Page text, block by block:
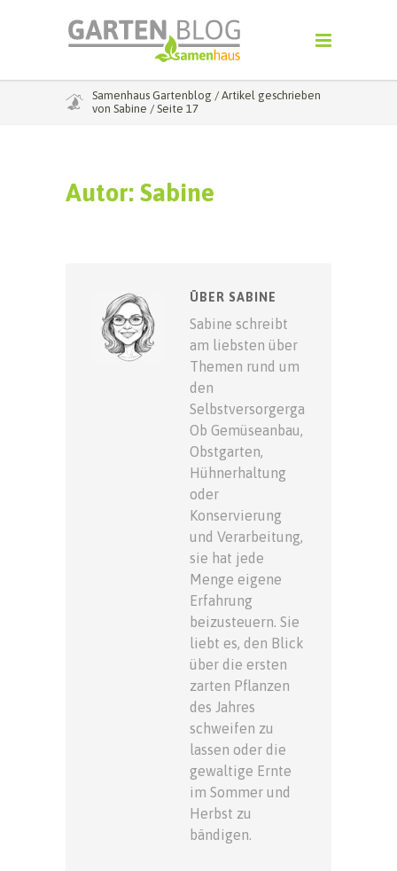
Samenhaus Gartenblog / Artikel geschrieben
von Sabine / Seite 17
Autor: Sabine
ÜBER SABINE
Sabine schreibt
am liebsten über
Themen rund um
den
Selbstversorgergarten.
Ob Gemüseanbau,
Obstgarten,
Hühnerhaltung
oder
Konservierung
und Verarbeitung,
sie hat jede
Menge eigene
Erfahrung
beizusteuern. Sie
liebt es, den Blick
über die ersten
zarten Pflanzen
des Jahres
schweifen zu
lassen oder die
gewaltige Ernte
im Sommer und
Herbst zu
bändigen.